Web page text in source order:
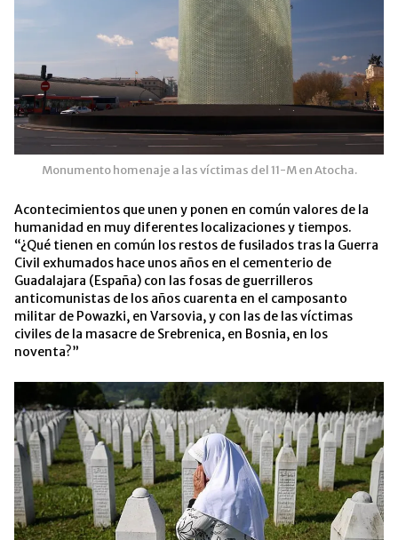
Monumento homenaje a las víctimas del 11-M en Atocha.
Acontecimientos que unen y ponen en común valores de la
humanidad en muy diferentes localizaciones y tiempos.
“¿Qué tienen en común los restos de fusilados tras la Guerra
Civil exhumados hace unos años en el cementerio de
Guadalajara (España) con las fosas de guerrilleros
anticomunistas de los años cuarenta en el camposanto
militar de Powazki, en Varsovia, y con las de las víctimas
civiles de la masacre de Srebrenica, en Bosnia, en los
noventa?”